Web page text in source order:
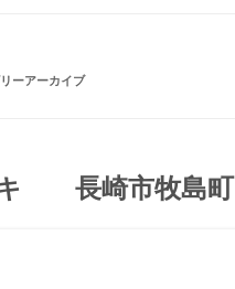
ーアーカイブ
キ 長崎市牧島町